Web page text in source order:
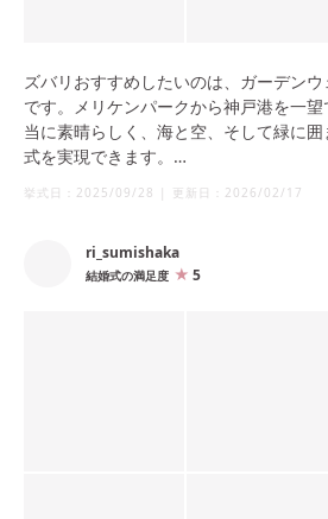
ズバリおすすめしたいのは、ガーデン
です。メリケンパークから神戸港を一
当に素晴らしく、海と空、そして緑に
式を実現できます。
がきれい！」と嬉しい声をたくさんいた
さらに、ペットも一緒に参加できる点
はペットの参列は叶いませんでしたが
挙式日： 2025/09/28 | 更新日： 2026/02/17
ri_sumishaka
結婚式の満足度 5